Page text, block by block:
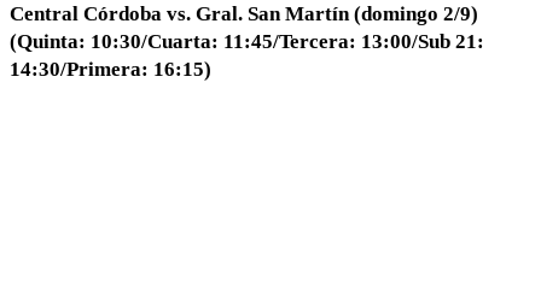
Central Córdoba vs. Gral. San Martín (domingo 2/9)
(Quinta: 10:30/Cuarta: 11:45/Tercera: 13:00/Sub 21:
14:30/Primera: 16:15)